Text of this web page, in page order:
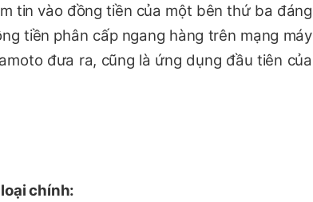
tin vào đồng tiền của một bên thứ ba đáng
tiền phân cấp ngang hàng trên mạng máy
đưa ra, cũng là ứng dụng đầu tiên của
chính: